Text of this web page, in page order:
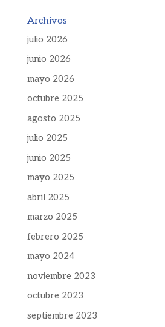
Archivos
julio 2026
junio 2026
mayo 2026
octubre 2025
agosto 2025
julio 2025
junio 2025
mayo 2025
abril 2025
marzo 2025
febrero 2025
mayo 2024
noviembre 2023
octubre 2023
septiembre 2023